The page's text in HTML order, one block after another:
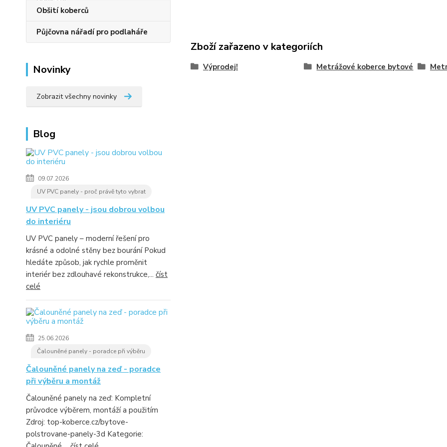
Obšití koberců
Půjčovna nářadí pro podlaháře
Novinky
Zobrazit všechny novinky
Blog
09.07.2026
UV PVC panely - proč právě tyto vybrat
UV PVC panely - jsou dobrou volbou
do interiéru
UV PVC panely – moderní řešení pro
krásné a odolné stěny bez bourání Pokud
hledáte způsob, jak rychle proměnit
interiér bez zdlouhavé rekonstrukce,... číst
celé
25.06.2026
Čalouněné panely - poradce při výběru
Čalouněné panely na zeď - poradce
při výběru a montáž
Čalouněné panely na zeď: Kompletní
průvodce výběrem, montáží a použitím
Zdroj: top-koberce.cz/bytove-
polstrovane-panely-3d Kategorie:
Zboží zařazeno v kategoriích
Výprodej! Metrážové koberce bytové